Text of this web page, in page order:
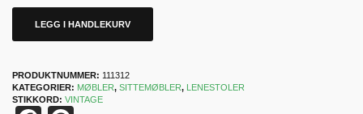
LEGG I HANDLEKURV
PRODUKTNUMMER: 111312
KATEGORIER: MØBLER, SITTEMØBLER, LENESTOLER
STIKKORD: VINTAGE